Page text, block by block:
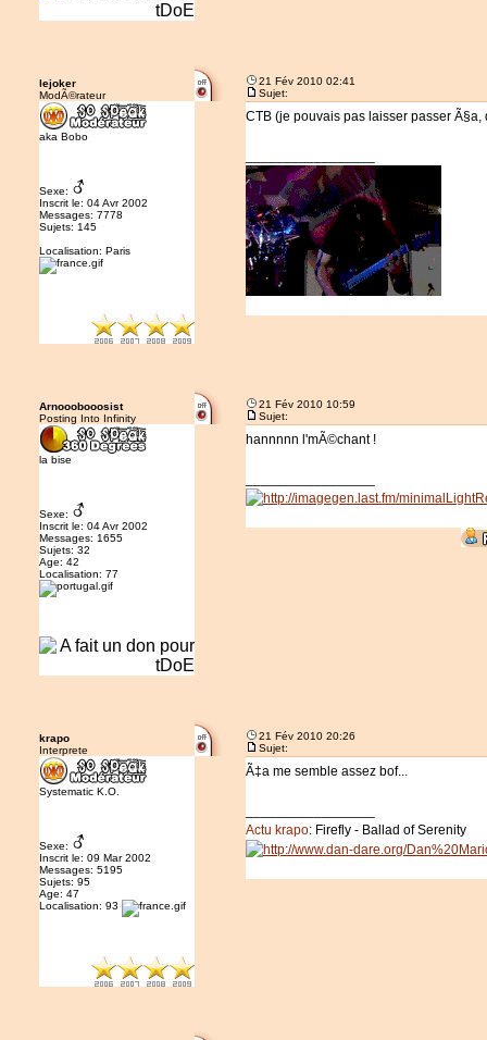
lejoker
ModÃ©rateur
aka Bobo
Sexe:
Inscrit le: 04 Avr 2002
Messages: 7778
Sujets: 145
Localisation: Paris
21 Fév 2010 02:41
Sujet:
CTB (je pouvais pas laisser passer
Arnooobooosist
Posting Into Infinity
la bise
Sexe:
Inscrit le: 04 Avr 2002
Messages: 1655
Sujets: 32
Age: 42
Localisation: 77
21 Fév 2010 10:59
Sujet:
hannnnn l'mÃ©chant !
krapo
Interprete
Systematic K.O.
Sexe:
Inscrit le: 09 Mar 2002
Messages: 5195
Sujets: 95
Age: 47
Localisation: 93
21 Fév 2010 20:26
Sujet:
Ã‡a me semble assez bof...
Actu krapo: Firefly - Ballad of Serenity